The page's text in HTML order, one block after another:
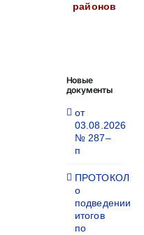
районов
Новые
документы
от
03.08.2026
№ 287–
п
ПРОТОКОЛ
о
подведении
итогов
по